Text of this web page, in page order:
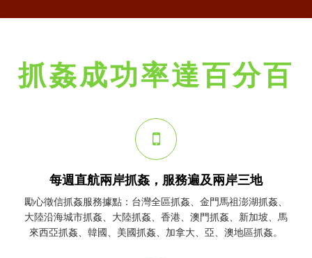
抓姦成功率達百分百
每週直航兩岸抓姦，服務遍及兩岸三地
勵心徵信抓姦服務據點：台灣全區抓姦、金門馬祖澎湖抓姦、
大陸沿海城市抓姦、大陸抓姦、香港、澳門抓姦、新加坡、馬
來西亞抓姦、韓國、美國抓姦、加拿大、亞、澳地區抓姦。